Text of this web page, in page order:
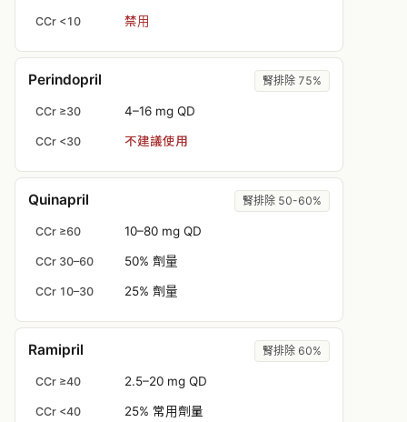
CCr <10 禁用
Perindopril 腎排除 75%
CCr ≥30 4–16 mg QD
CCr <30 不建議使用
Quinapril 腎排除 50-60%
CCr ≥60 10–80 mg QD
CCr 30–60 50% 劑量
CCr 10–30 25% 劑量
Ramipril 腎排除 60%
CCr ≥40 2.5–20 mg QD
CCr <40 25% 常用劑量